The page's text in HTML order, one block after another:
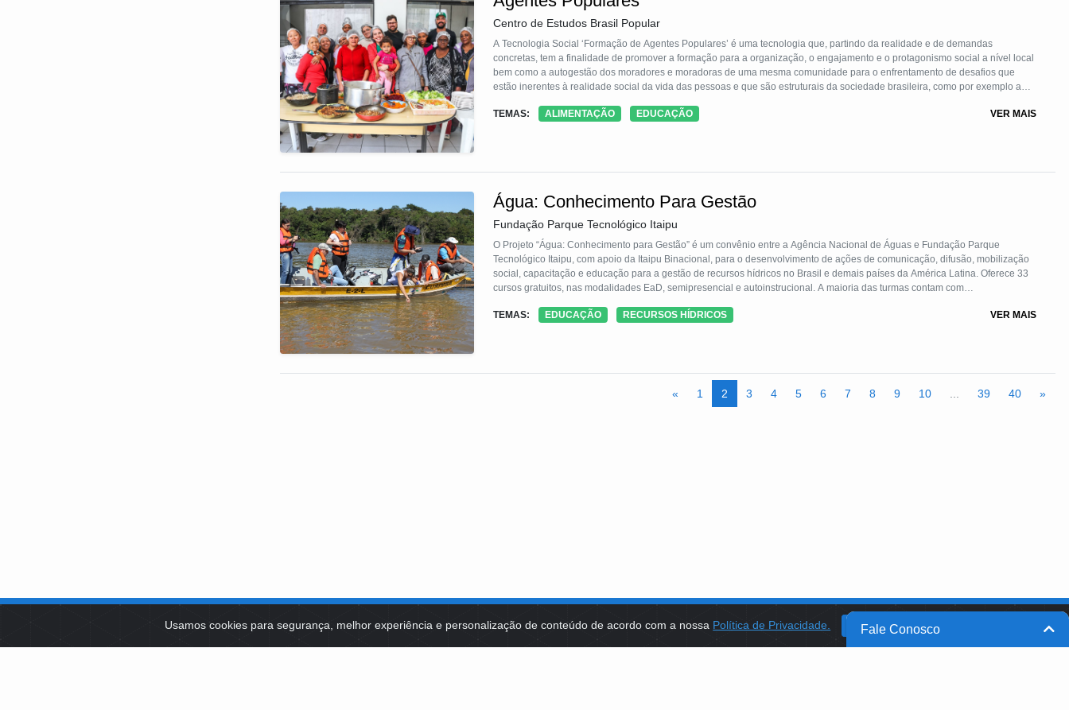
Usamos cookies para segurança, melhor experiência e personalização de conteúdo de acordo com a nossa Política de Privacidade. OK
Centro de Estudos Brasil Popular
A Tecnologia Social ‘Formação de Agentes Populares’ é uma tecnologia que, partindo da realidade e de demandas
concretas, tem a finalidade de promover a formação para a organização, o engajamento e o protagonismo social a nível local
bem como a autogestão dos moradores e moradoras de uma mesma comunidade para o enfrentamento de desafios que
estão inerentes à realidade social da vida das pessoas e que são estruturais da sociedade brasileira, como por exemplo a
brasileira. Assim, é possível compreender a formação de Agentes Populares enquanto tecnologia social na medida em que é
construção de soluções efetivas para as realidades das comunidades, buscando viabilizar territórios saudáveis e
A metodologia de trabalho de base dos agentes populares utiliza as bases da Educação Popular para enfrentar desafios
concretos e promover a organização social. Além da formação, a tecnologia inclui a implantação de instrumentos fixos nas
comunidades, como por exemplo: cozinhas populares ou centro de atendimento à saúde popular.
formação política e técnica sobre temas geradores que são elencados a partir da realidade dos educandos e educandas,
A Escola Nacional Paulo Freire, em conjunto com o Movimento Brasil Popular (MBP), Levante Popular da Juventude,
TEMAS: ALIMENTAÇÃO EDUCAÇÃO VER MAIS
Água: Conhecimento Para Gestão
Fundação Parque Tecnológico Itaipu
O Projeto “Água: Conhecimento para Gestão” é um convênio entre a Agência Nacional de Águas e Fundação Parque
Tecnológico Itaipu, com apoio da Itaipu Binacional, para o desenvolvimento de ações de comunicação, difusão, mobilização
social, capacitação e educação para a gestão de recursos hídricos no Brasil e demais países da América Latina. Oferece 33
cursos gratuitos, nas modalidades EaD, semipresencial e autoinstrucional. A maioria das turmas contam com
mil vagas. Hoje, 10 mil pessoas já foram capacitadas - de todos os estados brasileiros e todos os países da América Lat
TEMAS: EDUCAÇÃO RECURSOS HÍDRICOS VER MAIS
« 1 2 3 4 5 6 7 8 9 10 39 40 »
Fale Conosco
PLATAFORMA DE TECNOLOGIAS IDENTIDADE VISUAL BANCO DO BRASIL